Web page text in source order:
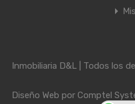
Inmobiliaria D&L | Todos los
Diseño Web por Comptel